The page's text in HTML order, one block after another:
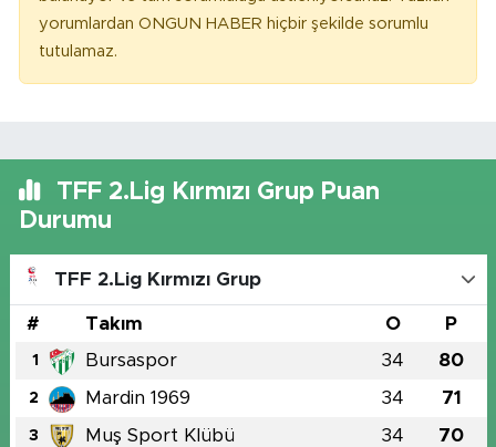
yorumlardan ONGUN HABER hiçbir şekilde sorumlu
tutulamaz.
TFF 2.Lig Kırmızı Grup Puan
Durumu
TFF 2.Lig Kırmızı Grup
# Takım O P
1 Bursaspor 34 80
2 Mardin 1969 34 71
3 Muş Sport Klübü 34 70